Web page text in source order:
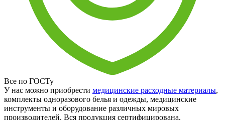
Все по ГОСТу
У нас можно приобрести медицинские расходные материалы,
комплекты одноразового белья и одежды, медицинские
инструменты и оборудование различных мировых
производителей. Вся продукция сертифицирована.